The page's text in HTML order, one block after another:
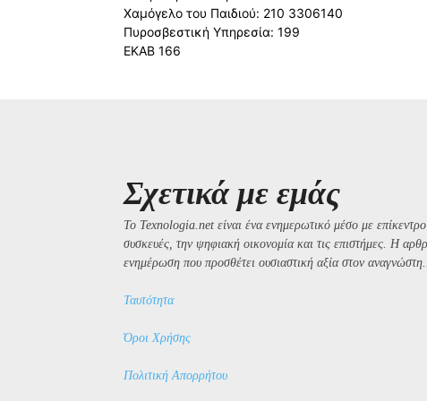
Χαμόγελο του Παιδιού: 210 3306140
Πυροσβεστική Υπηρεσία: 199
ΕΚΑΒ 166
Σχετικά με εμάς
Το Texnologia.net είναι ένα ενημερωτικό μέσο με επίκεντρο
συσκευές, την ψηφιακή οικονομία και τις επιστήμες. Η
ενημέρωση που προσθέτει ουσιαστική αξία στον αναγνώστη..
Ταυτότητα
Όροι Χρήσης
Πολιτική Απορρήτου